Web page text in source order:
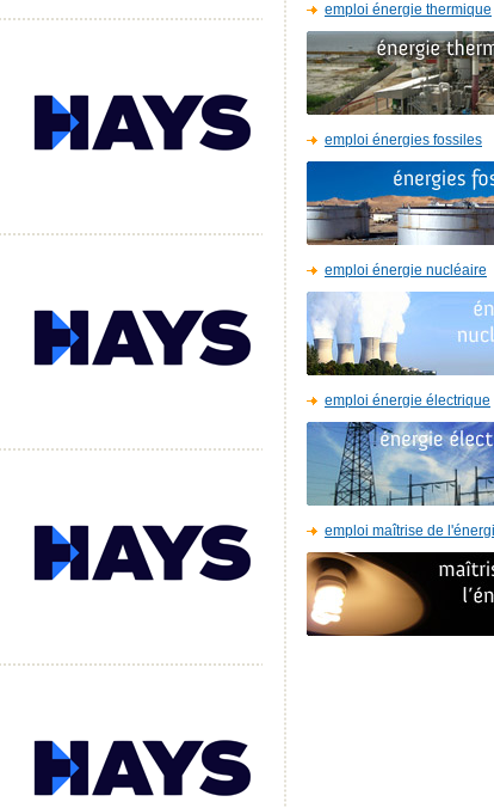
emploi énergie thermique
emploi énergies fossiles
emploi énergie nucléaire
emploi énergie électrique
emploi maîtrise de